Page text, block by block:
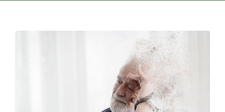
CONTACTO